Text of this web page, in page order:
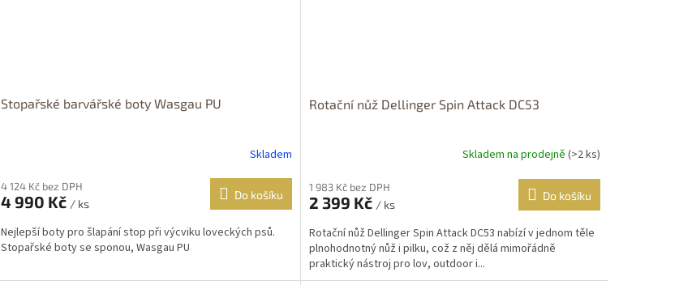
Stopařské barvářské boty Wasgau PU
produktu
je
z
5
Skladem
4 124 Kč bez DPH
4 990 Kč / ks
Do košíku
Nejlepší boty pro šlapání stop při výcviku loveckých psů.
Stopařské boty se sponou, Wasgau PU
Rotační nůž Dellinger Spin Attack DC53
produktu
je
z
5
hvězdiček.
Skladem na prodejně (>2 ks)
1 983 Kč bez DPH
2 399 Kč / ks
Do košíku
Rotační nůž Dellinger Spin Attack DC53 nabízí v jednom těle
plnohodnotný nůž i pilku, což z něj dělá mimořádně
praktický nástroj pro lov, outdoor i...